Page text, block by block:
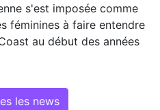
s'est imposée comme
féminines à faire entendre
au début des années
les news